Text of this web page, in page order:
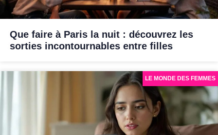
Que faire à Paris la nuit : découvrez les
sorties incontournables entre filles
LE MONDE DES FEMMES